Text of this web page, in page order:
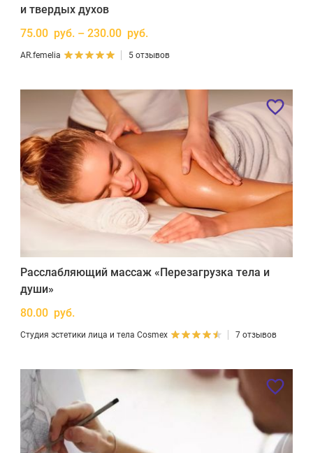
и твердых духов
75.00 руб. – 230.00 руб.
AR.femelia 5 отзывов
Расслабляющий массаж «Перезагрузка тела и
души»
80.00 руб.
Студия эстетики лица и тела Cosmex 7 отзывов